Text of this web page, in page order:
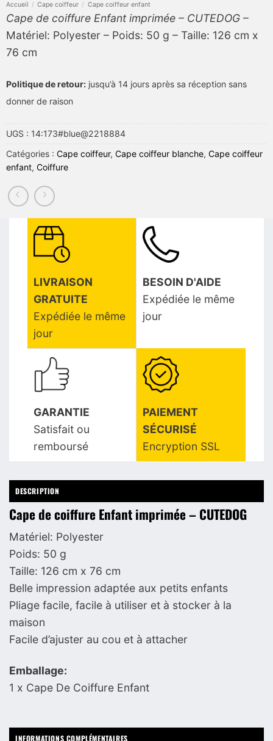
Accueil / Cape coiffeur / Cape coiffeur enfant
Cape de coiffure Enfant imprimée – CUTEDOG –
Matériel: Polyester – Poids: 50 g – Taille: 126 cm x
76 cm
Politique de retour: jusqu’à 14 jours après sa réception sans
donner de raison
UGS : 14:173#blue@2218884
Catégories : Cape coiffeur, Cape coiffeur blanche, Cape coiffeur
enfant, Coiffure
LIVRAISON
GRATUITE
Expédiée le même
jour
BESOIN D'AIDE
Expédiée le même
jour
GARANTIE
Satisfait ou
remboursé
PAIEMENT
SÉCURISÉ
Encryption SSL
DESCRIPTION
Cape de coiffure Enfant imprimée – CUTEDOG
Matériel: Polyester
Poids: 50 g
Taille: 126 cm x 76 cm
Belle impression adaptée aux petits enfants
Pliage facile, facile à utiliser et à stocker à la
maison
Facile d’ajuster au cou et à attacher
Emballage:
1 x Cape De Coiffure Enfant
INFORMATIONS COMPLÉMENTAIRES